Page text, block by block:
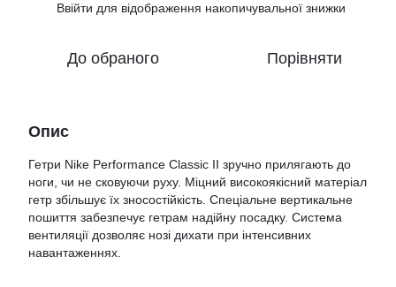
Ввійти для відображення накопичувальної знижки
До обраного Порівняти
Опис
Гетри Nike Performance Classic II зручно прилягають до
ноги, чи не сковуючи руху. Міцний високоякісний матеріал
гетр збільшує їх зносостійкість. Спеціальне вертикальне
пошиття забезпечує гетрам надійну посадку. Система
вентиляції дозволяє нозі дихати при інтенсивних
навантаженнях.